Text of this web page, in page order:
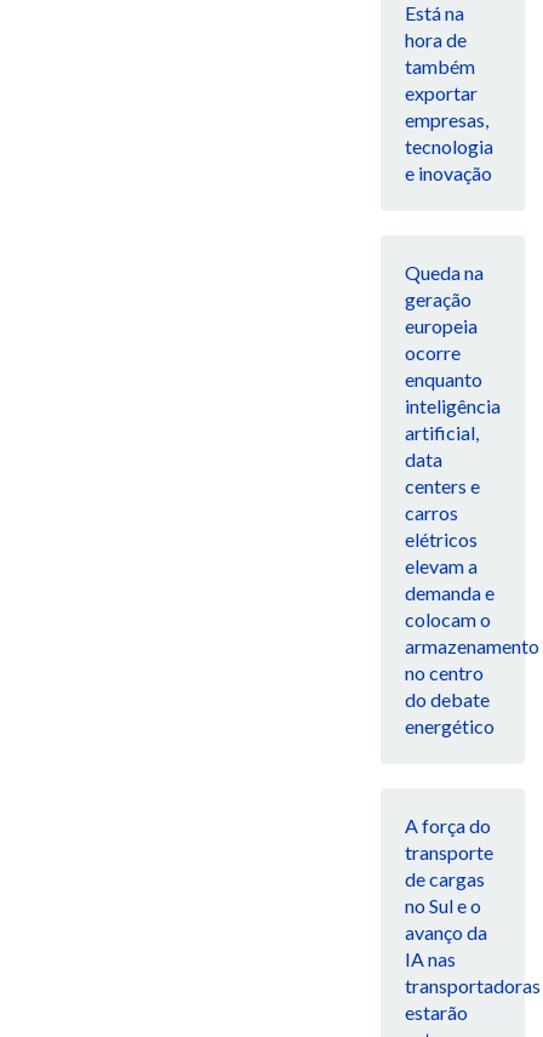
Está na
hora de
também
exportar
empresas,
tecnologia
e inovação
Queda na
geração
europeia
ocorre
enquanto
inteligência
artificial,
data
centers e
carros
elétricos
elevam a
demanda e
colocam o
armazenamento
no centro
do debate
energético
A força do
transporte
de cargas
no Sul e o
avanço da
IA nas
transportadoras
estarão